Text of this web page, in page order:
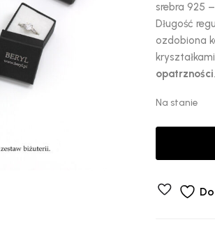
srebra 925
Długość
ozdobiona
opatrzności.
Na stanie